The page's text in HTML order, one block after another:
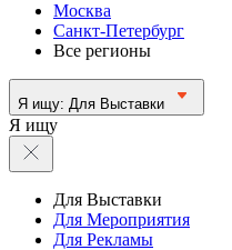
Москва
Санкт-Петербург
Все регионы
Я ищу: Для Выставки
Я ищу
Для Выставки
Для Мероприятия
Для Рекламы